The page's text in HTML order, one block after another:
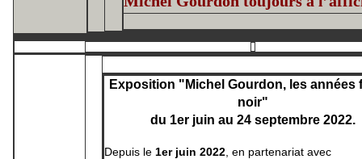
Exposition "Michel Gourdon, les années
noir"
du 1er juin au 24 septembre 2022.
Depuis le 1er juin 2022, en partenariat avec